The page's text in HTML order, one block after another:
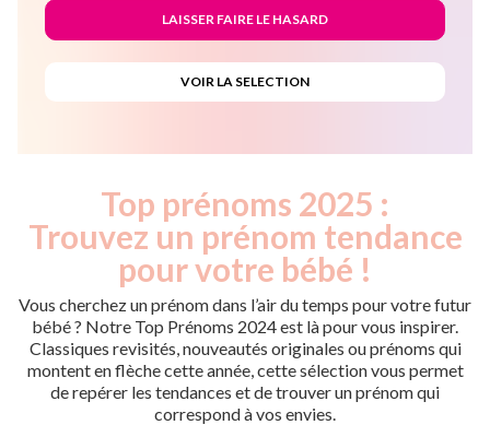
Top prénoms 2025 :
Trouvez un prénom tendance
pour votre bébé !
Vous cherchez un prénom dans l’air du temps pour votre futur
bébé ? Notre Top Prénoms 2024 est là pour vous inspirer.
Classiques revisités, nouveautés originales ou prénoms qui
montent en flèche cette année, cette sélection vous permet
de repérer les tendances et de trouver un prénom qui
correspond à vos envies.